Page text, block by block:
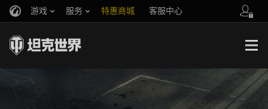
游戏 服务 特惠商城 客服中心
你好，吾久
万圣节
《以战止战》
官方自媒体